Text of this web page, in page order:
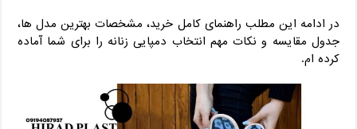
در ادامه این مطلب راهنمای کامل خرید، مشخصات بهترین مدل‌ ها،
جدول مقایسه و نکات مهم انتخاب دمپایی زنانه را برای شما آماده
کرده ‌ام.